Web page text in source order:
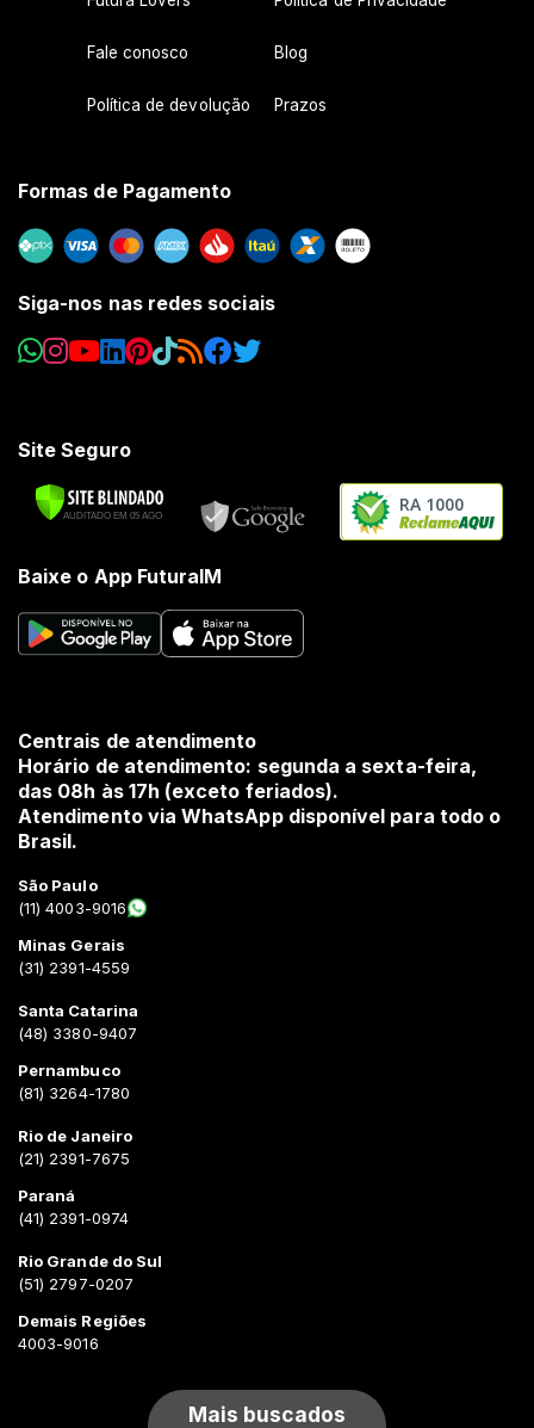
Fale conosco Blog
Política de devolução Prazos
Formas de Pagamento
Siga-nos nas redes sociais
Site Seguro
RA 1000
Baixe o App FuturaIM
Centrais de atendimento
Horário de atendimento: segunda a sexta-feira,
das 08h às 17h (exceto feriados).
Atendimento via WhatsApp disponível para todo o
Brasil.
São Paulo
(11) 4003-9016
Minas Gerais
(31) 2391-4559
Santa Catarina
(48) 3380-9407
Pernambuco
(81) 3264-1780
Rio de Janeiro
(21) 2391-7675
Paraná
(41) 2391-0974
Rio Grande do Sul
(51) 2797-0207
Demais Regiões
4003-9016
Mais buscados